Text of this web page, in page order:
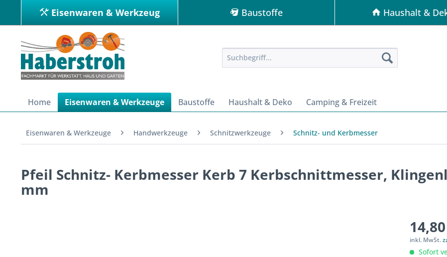
Eisenwaren & Werkzeug Baustoffe Haushalt &
Home Eisenwaren & Werkzeuge Baustoffe Haushalt & Deko Camping & Freizeit
Eisenwaren & Werkzeuge Handwerkzeuge Schnitzwerkzeuge Schnitz- und Kerbmesser
Pfeil Schnitz- Kerbmesser Kerb 7 Kerbschnittmesser,
mm
inkl. MwSt.
Sofort